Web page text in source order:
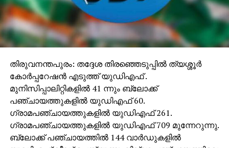
തിരുവനന്തപുരം: തദ്ദേശ തിരഞ്ഞെടുപ്പില്‍ ത്യശ്ശൂര്‍
കോര്‍പ്പറേഷന്‍ എടുത്ത് യുഡിഎഫ് .
മുനിസിപ്പാലിറ്റികളില്‍ 41 ന്നും ബ്ലോക്ക്
പഞ്ചായത്തുകളില്‍ യുഡിഎഫ് 60.
ഗ്രാമപഞ്ചായത്തുകളില്‍ യുഡിഎഫ് 261.
ഗ്രാമപഞ്ചായത്തുകളില്‍ യുഡിഎഫ് 709 മുന്നേറുന്നു.
ബ്ലോക്ക് പഞ്ചായത്തില്‍ 144 വാര്‍ഡുകളില്‍